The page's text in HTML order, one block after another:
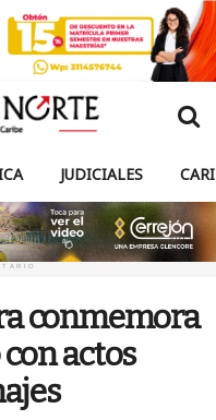
JUDICIALES
conmemora
actos